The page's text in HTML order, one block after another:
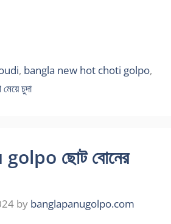
, bangla new hot choti golpo,
মেয়ে চুদা
ছোট বোনের
by banglapanugolpo.com